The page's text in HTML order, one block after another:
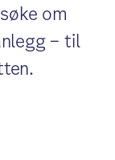
om
– til